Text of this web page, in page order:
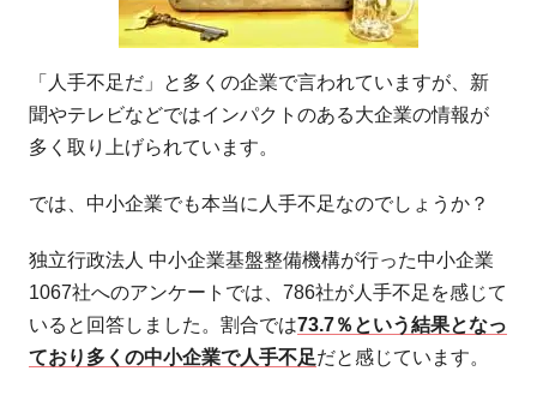
「人手不足だ」と多くの企業で言われていますが、新
聞やテレビなどではインパクトのある大企業の情報が
多く取り上げられています。
では、中小企業でも本当に人手不足なのでしょうか？
独立行政法人 中小企業基盤整備機構が行った中小企業
1067社へのアンケートでは、786社が人手不足を感じて
いると回答しました。割合では73.7％という結果となっ
ており多くの中小企業で人手不足だと感じています。